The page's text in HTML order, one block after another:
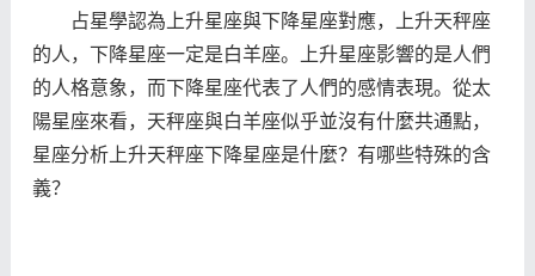
占星學認為上升星座與下降星座對應，上升天秤座
的人，下降星座一定是白羊座。上升星座影響的是人們
的人格意象，而下降星座代表了人們的感情表現。從太
陽星座來看，天秤座與白羊座似乎並沒有什麼共通點，
星座分析上升天秤座下降星座是什麼？有哪些特殊的含
義？